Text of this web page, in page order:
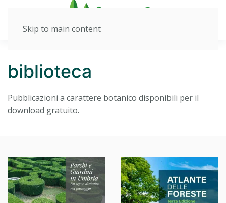
Skip to main content
biblioteca
Pubblicazioni a carattere botanico disponibili per il
download gratuito.